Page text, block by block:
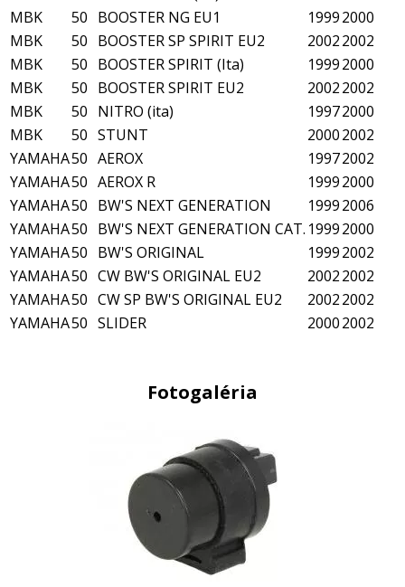
MBK
50 BOOSTER NG EU1 19992000
MBK
50 BOOSTER SP SPIRIT EU2 20022002
MBK
50 BOOSTER SPIRIT (Ita) 19992000
MBK
50 BOOSTER SPIRIT EU2 20022002
MBK
50 NITRO (ita) 19972000
MBK
50 STUNT 20002002
YAMAHA50 AEROX 19972002
YAMAHA50 AEROX R 19992000
YAMAHA50 BW'S NEXT GENERATION 19992006
YAMAHA50 BW'S NEXT GENERATION CAT. 19992000
YAMAHA50 BW'S ORIGINAL 19992002
YAMAHA50 CW BW'S ORIGINAL EU2 20022002
YAMAHA50 CW SP BW'S ORIGINAL EU2 20022002
YAMAHA50 SLIDER 20002002
Fotogaléria